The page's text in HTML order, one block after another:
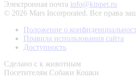
Электронная почта info@kinpet.ru
© 2026 Mars Incorporated. Все права
Положение о
Правила использования сайта
Доступность
Сделано с к животным
Посетителям Собаки Кошки